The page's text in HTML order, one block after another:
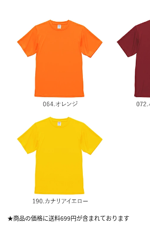
★商品の価格に送料699円が含まれております